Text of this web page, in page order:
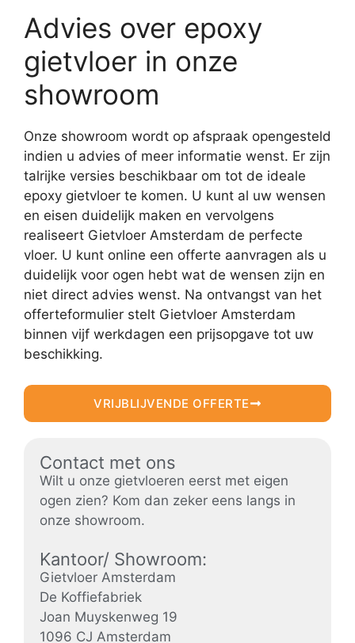
Advies over epoxy
gietvloer in onze
showroom
Onze showroom wordt op afspraak opengesteld
indien u advies of meer informatie wenst. Er zijn
talrijke versies beschikbaar om tot de ideale
epoxy gietvloer te komen. U kunt al uw wensen
en eisen duidelijk maken en vervolgens
realiseert Gietvloer Amsterdam de perfecte
vloer. U kunt online een offerte aanvragen als u
duidelijk voor ogen hebt wat de wensen zijn en
niet direct advies wenst. Na ontvangst van het
offerteformulier stelt Gietvloer Amsterdam
binnen vijf werkdagen een prijsopgave tot uw
beschikking.
VRIJBLIJVENDE OFFERTE
Contact met ons
Wilt u onze gietvloeren eerst met eigen
ogen zien? Kom dan zeker eens langs in
onze showroom.
Kantoor/ Showroom:
Gietvloer Amsterdam
De Koffiefabriek
Joan Muyskenweg 19
1096 CJ Amsterdam